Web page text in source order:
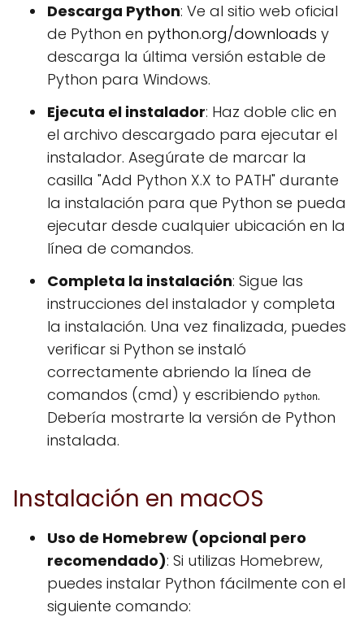
Descarga Python: Ve al sitio web oficial
de Python en python.org/downloads y
descarga la última versión estable de
Python para Windows.
Ejecuta el instalador: Haz doble clic en
el archivo descargado para ejecutar el
instalador. Asegúrate de marcar la
casilla "Add Python X.X to PATH" durante
la instalación para que Python se pueda
ejecutar desde cualquier ubicación en la
línea de comandos.
Completa la instalación: Sigue las
instrucciones del instalador y completa
la instalación. Una vez finalizada, puedes
verificar si Python se instaló
correctamente abriendo la línea de
comandos (cmd) y escribiendo python.
Debería mostrarte la versión de Python
instalada.
Instalación en macOS
Uso de Homebrew (opcional pero
recomendado): Si utilizas Homebrew,
puedes instalar Python fácilmente con el
siguiente comando: